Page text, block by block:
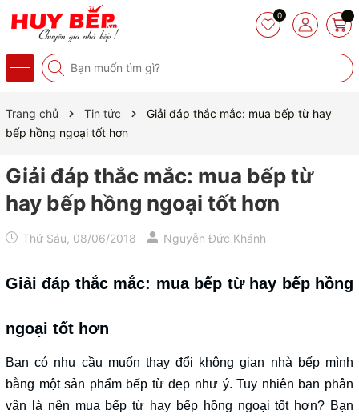
0
Trang chủ Tin tức
Giải đáp thắc mắc: mua bếp từ hay
bếp hồng ngoại tốt hơn
Giải đáp thắc mắc: mua bếp từ
hay bếp hồng ngoại tốt hơn
Thứ Sáu, 08/06/2018 Nguyễn Đức Khánh
Giải đáp thắc mắc: mua bếp từ hay bếp hồng
ngoại tốt hơn
Bạn có nhu cầu muốn thay đổi không gian nhà bếp mình
bằng một sản phẩm bếp từ đẹp như ý. Tuy nhiên bạn phân
vân là nên mua bếp từ hay bếp hồng ngoại tốt hơn? Bạn